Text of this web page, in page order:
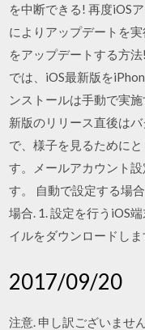
を中断できる! 再度iOS
によりアップデートを
をアップデートする方
では、iOS最新版を
ンストールは手動で実
新版のリリース直後は
で、様子を見るために
す。メールアカウント
す。 自動で設定する場
場合. 1. 設定を行うiOS
イルをダウンロードし
2017/09/20
注意. 申し訳ございませ